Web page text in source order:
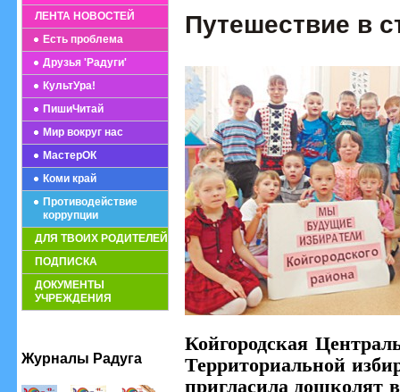
ЛЕНТА НОВОСТЕЙ
Есть проблема
Друзья 'Радуги'
КультУра!
ПишиЧитай
Мир вокруг нас
МастерОК
Коми край
Противодействие
коррупции
ДЛЯ ТВОИХ РОДИТЕЛЕЙ
ПОДПИСКА
ДОКУМЕНТЫ
УЧРЕЖДЕНИЯ
Журналы Радуга
Путешествие в
Койгородская
Территориальной
пригласила дошколят